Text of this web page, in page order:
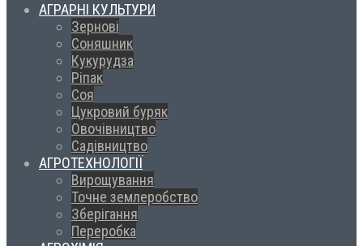
АГРАРНІ КУЛЬТУРИ
Зернові
Соняшник
Кукурудза
Ріпак
Соя
Цукровий буряк
Овочівництво
Садівництво
АГРОТЕХНОЛОГІЇ
Вирощування
Точне землеробство
Зберігання
Переробка